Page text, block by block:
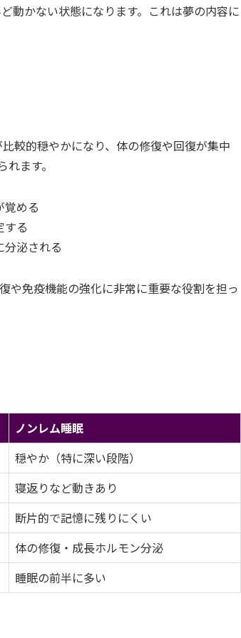
動かない状態になります。これは夢の内容に
較的穏やかになり、体の修復や回復が集中
ます。
覚める
する
分泌される
や免疫機能の強化に非常に重要な役割を担っ
ノンレム睡眠
穏やか（特に深い段階）
寝返りなど動きあり
断片的で記憶に残りにくい
体の修復・成長ホルモン分泌
睡眠の前半に多い